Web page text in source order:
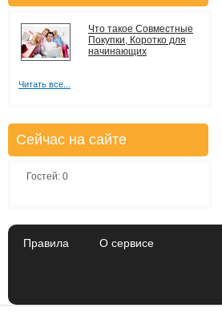
Что такое Совместные
Покупки, Коротко для
начинающих
Читать все...
Сейчас на сайте
Гостей: 0
Правила О сервисе